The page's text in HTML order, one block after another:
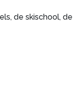
de skischool,